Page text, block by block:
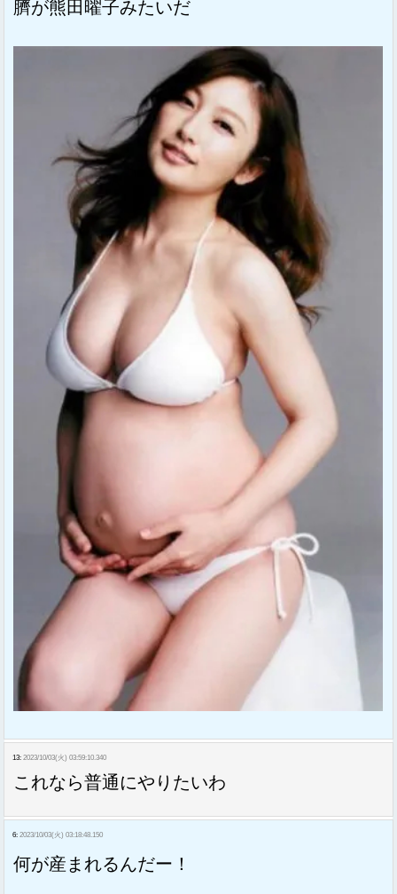
臍が熊田曜子みたいだ
13: 2023/10/03(火) 03:59:10.340
これなら普通にやりたいわ
6: 2023/10/03(火) 03:18:48.150
何が産まれるんだー！